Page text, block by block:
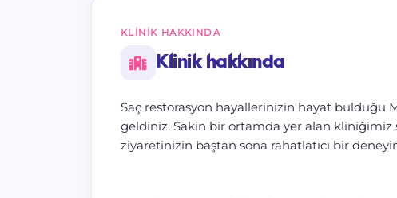
KLINIK HAKKINDA
Klinik hakkında
Saç restorasyon hayallerinizin hayat bulduğu
geldiniz. Sakin bir ortamda yer alan
ziyaretinizin baştan sona rahatlatıcı bir